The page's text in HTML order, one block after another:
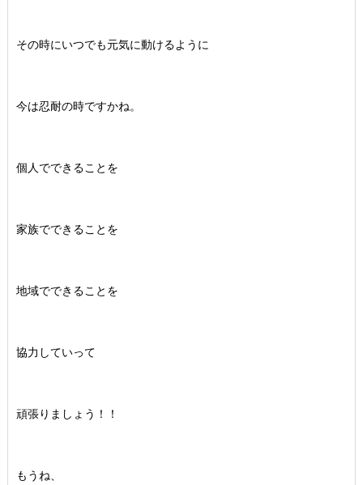
その時にいつでも元気に動けるように
今は忍耐の時ですかね。
個人でできることを
家族でできることを
地域でできることを
協力していって
頑張りましょう！！
もうね、